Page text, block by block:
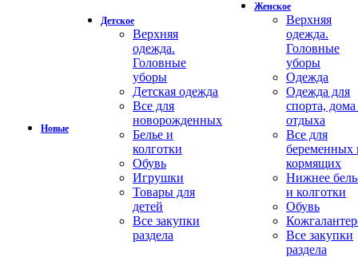
Новые
Детское
Верхняя
одежда.
Головные
уборы
Детская одежда
Все для
новорожденных
Белье и
колготки
Обувь
Игрушки
Товары для
детей
Все закупки
раздела
Женское
Верхняя
одежда.
Головные
уборы
Одежда
Одежда для
спорта,
отдыха
Все для
беременных
кормящих
Нижнее
и колготки
Обувь
Все закупки
раздела